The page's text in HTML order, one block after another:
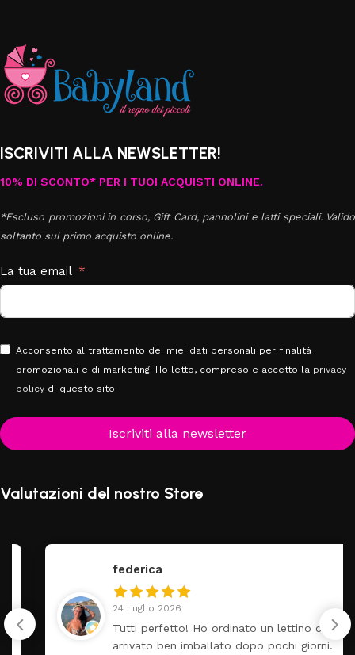
ISCRIVITI ALLA NEWSLETTER!
10% DI SCONTO* PER I TUOI ACQUISTI ONLINE.
*Escluso promozioni in corso, Gift Card, pannolini e latti speciali. Valido
soltanto sul primo acquisto online.
La tua email
Acconsento al trattamento dei miei dati personali per finalità
promozionali e di marketing. Ho letto, compreso e accetto la privacy
policy di questo sito.
Iscriviti alla newsletter
Valutazioni del nostro Store
federica
24 Luglio 2026
Tutti perfetto! Ho ordinato un lettino che é
arrivato ben imballato dopo pochi giorni.